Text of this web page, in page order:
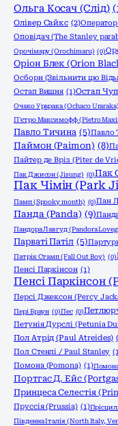
Ольга Косач (Слід)
Олівер Сайкс (2)
Оповідач (The Stanley
Орочімару (Orochimaru) (0)
Оріон Блек (Orion
Осборн (Звільнити цю
Остап Вишня (1)Остап
Очако Урарака (Ochaco Uraraka)
П'єтро Максимофф (Pietro
Павло Тичина (5)Павло
Паймон (Paimon) (8)
Пайтер де Вріз (Piter de
Пак Джисон (Jisung) (0)Пак
Пак Чімін (Park
Памп (Spooky month) (0)Пан
Панда (Panda) (9)
Пандора Лавгуд (Pandora
Парваті Патіл (5)
Патрік Стамп (Fall Out Boy) (0)
Пенсі Паркінсон (1)
Пенсі Паркінсон
Персі Джексон (Percy
Пері Браун (0)Пес (0)
Петунія Дурслі (Petunia
Пол Атрід (Paul Atreides)
Пол Стенлі / Paul Stanley
Помона (Pomona) (1)
Портгас Д. Ейс
Принцеса Селестія
Пруссія (Prussia) (1)
Південна Італія (North Italy,